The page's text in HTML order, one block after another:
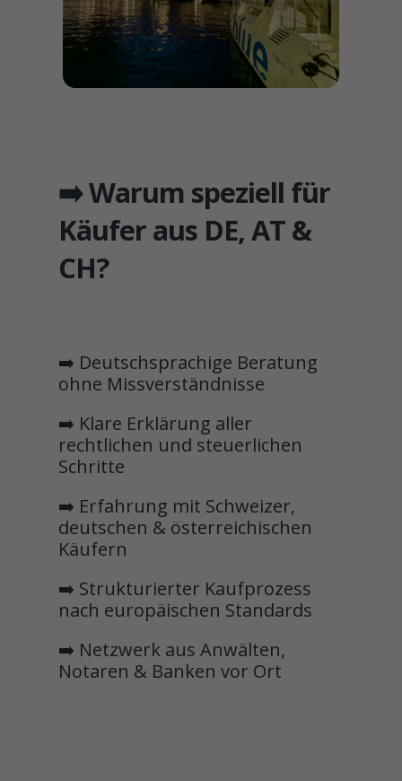
➡️ Warum speziell für
Käufer aus DE, AT &
CH?
➡️ Deutschsprachige Beratung
ohne Missverständnisse
➡️ Klare Erklärung aller
rechtlichen und steuerlichen
Schritte
➡️ Erfahrung mit Schweizer,
deutschen & österreichischen
Käufern
➡️ Strukturierter Kaufprozess
nach europäischen Standards
➡️ Netzwerk aus Anwälten,
Notaren & Banken vor Ort